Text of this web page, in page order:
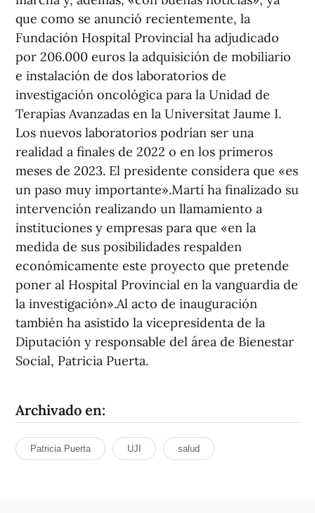
que como se anunció recientemente, la
Fundación Hospital Provincial ha adjudicado
por 206.000 euros la adquisición de mobiliario
e instalación de dos laboratorios de
investigación oncológica para la Unidad de
Terapias Avanzadas en la Universitat Jaume I.
Los nuevos laboratorios podrían ser una
realidad a finales de 2022 o en los primeros
meses de 2023. El presidente considera que «es
un paso muy importante».Martí ha finalizado su
intervención realizando un llamamiento a
instituciones y empresas para que «en la
medida de sus posibilidades respalden
económicamente este proyecto que pretende
poner al Hospital Provincial en la vanguardia de
la investigación».Al acto de inauguración
también ha asistido la vicepresidenta de la
Diputación y responsable del área de Bienestar
Social, Patricia Puerta.
Archivado en:
Patricia Puerta UJI salud